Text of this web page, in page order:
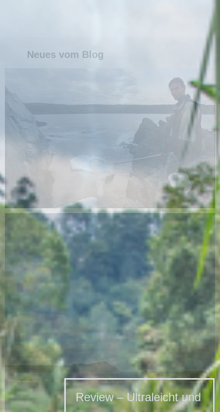
Review – Ultraleicht und